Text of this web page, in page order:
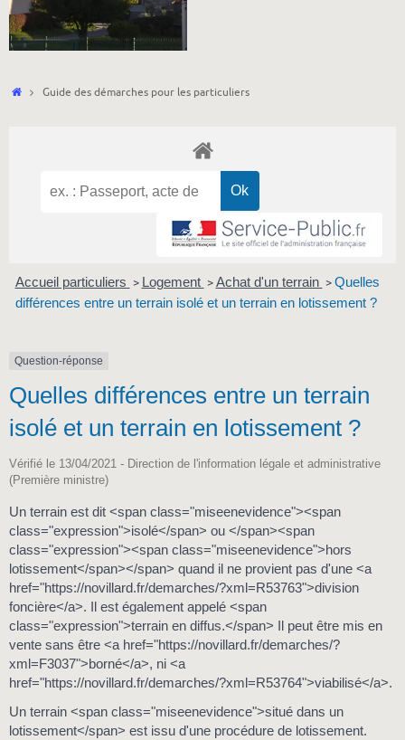
Accueil
Guide des démarches pour les particuliers
Accueil particuliers > Logement > Achat d'un terrain > Quelles
différences entre un terrain isolé et un terrain en lotissement ?
Question-réponse
Quelles différences entre un terrain
isolé et un terrain en lotissement ?
Vérifié le 13/04/2021 - Direction de l'information légale et administrative
(Première ministre)
Un terrain est dit <span class="miseenevidence"><span
class="expression">isolé</span> ou </span><span
class="expression"><span class="miseenevidence">hors
lotissement</span></span> quand il ne provient pas d'une <a
href="https://novillard.fr/demarches/?xml=R53763">division
foncière</a>. Il est également appelé <span
class="expression">terrain en diffus.</span> Il peut être mis en
vente sans être <a href="https://novillard.fr/demarches/?
xml=F3037">borné</a>, ni <a
href="https://novillard.fr/demarches/?xml=R53764">viabilisé</a>.
Un terrain <span class="miseenevidence">situé dans un
lotissement</span> est issu d'une procédure de lotissement.